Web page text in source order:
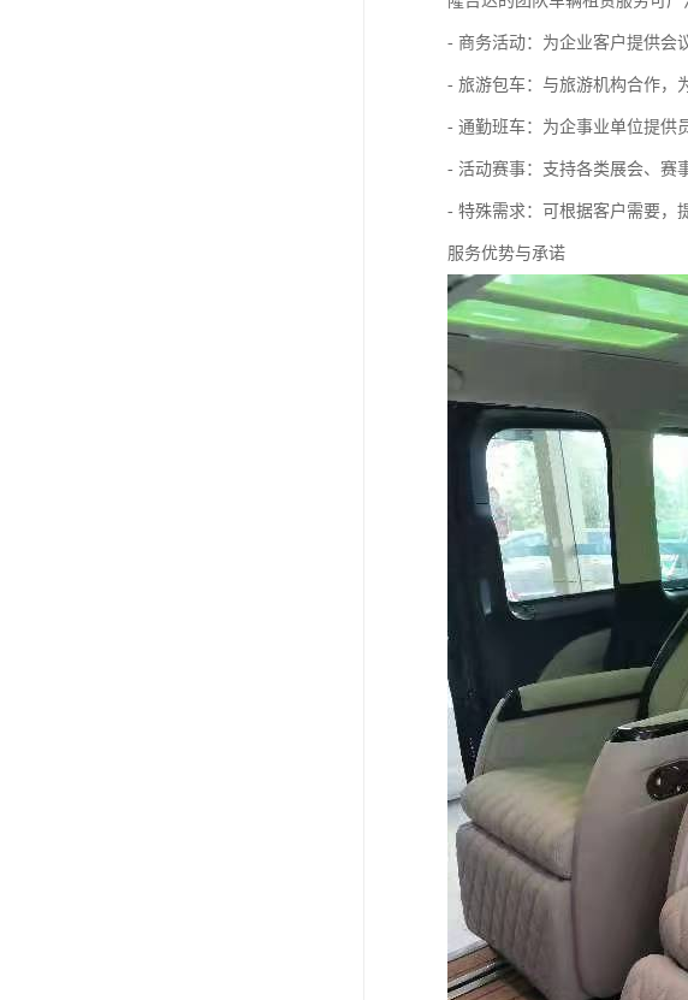
- 商务活动：为企业客户提供会
- 旅游包车：与旅游机构合作，
- 通勤班车：为企事业单位提供
- 活动赛事：支持各类展会、赛
- 特殊需求：可根据客户需要，
服务优势与承诺